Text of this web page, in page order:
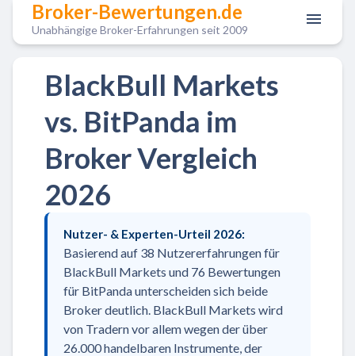
Broker-Bewertungen.de
Unabhängige Broker-Erfahrungen seit 2009
BlackBull Markets
vs. BitPanda im
Broker Vergleich
2026
Nutzer- & Experten-Urteil 2026:
Basierend auf 38 Nutzererfahrungen für
BlackBull Markets und 76 Bewertungen
für BitPanda unterscheiden sich beide
Broker deutlich. BlackBull Markets wird
von Tradern vor allem wegen der über
26.000 handelbaren Instrumente, der